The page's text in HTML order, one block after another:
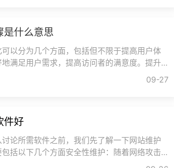
是什么意思
以分为几个方面，包括但不限于提高用户体
满足用户需求，提高访问者的满意度。提升
09-27
件好
论所需软件之前，我们先了解一下网站维护
括以下几个方面安全性维护：随着网络攻击
性维护变得尤为重要。黑客攻击、恶意软件、